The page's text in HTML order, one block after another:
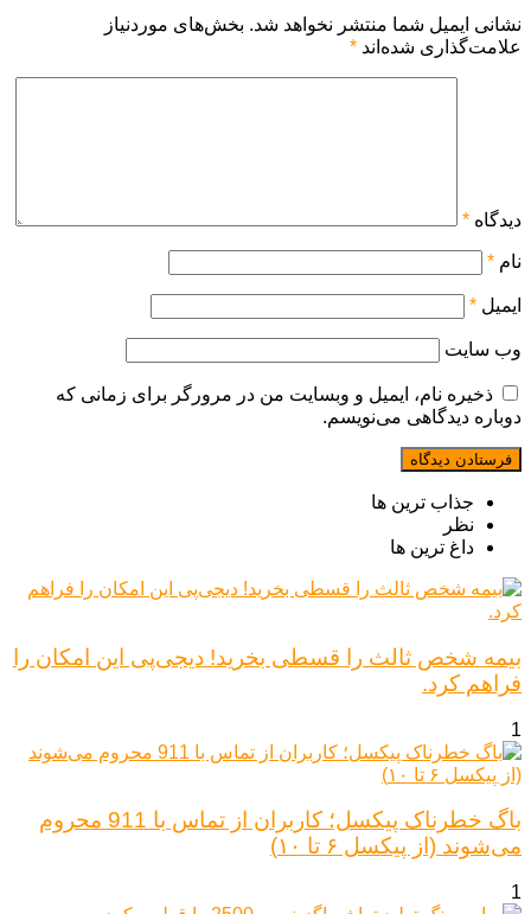
نشانی ایمیل شما منتشر نخواهد شد. بخش‌های موردنیاز
علامت‌گذاری شده‌اند *
دیدگاه *
نام *
ایمیل *
وب‌ سایت
ذخیره نام، ایمیل و وبسایت من در مرورگر برای زمانی که
دوباره دیدگاهی می‌نویسم.
جذاب ترین ها
نظر
داغ ترین ها
بیمه شخص ثالث را قسطی بخرید! دیجی‌پی این امکان را
فراهم کرد.
1
باگ خطرناک پیکسل؛ کاربران از تماس با 911 محروم
می‌شوند (از پیکسل ۶ تا ۱۰)
1